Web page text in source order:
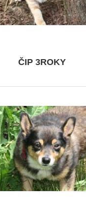
ČIP 3ROKY